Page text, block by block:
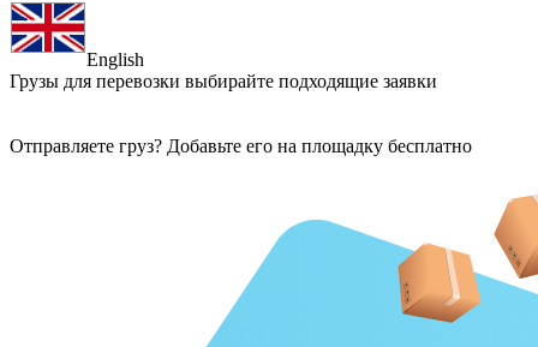
English
Грузы для перевозки выбирайте подходящие заявки
Отправляете груз? Добавьте его на площадку бесплатно